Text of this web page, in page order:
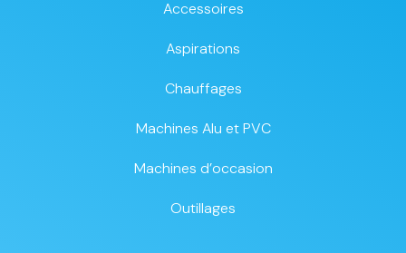
Accessoires
Aspirations
Chauffages
Machines Alu et PVC
Machines d’occasion
Outillages